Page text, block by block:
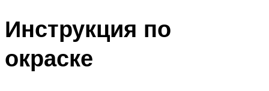
Инструкция по
окраске